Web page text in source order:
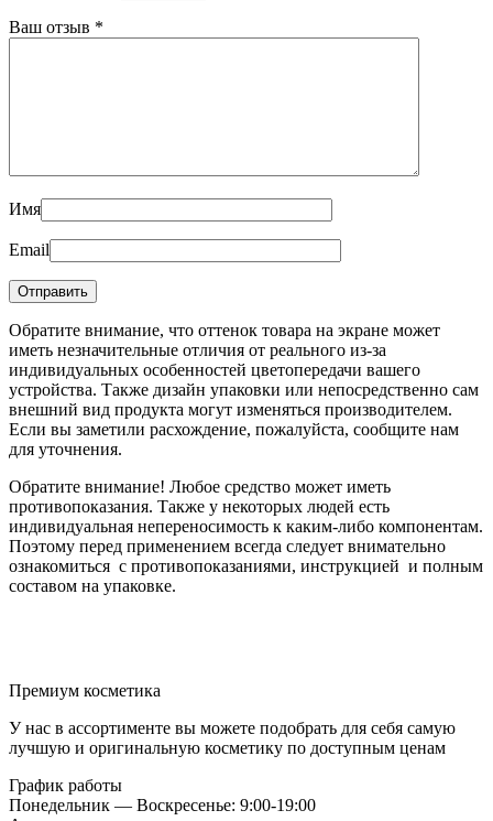
Ваш отзыв *
Имя
Email
Обратите внимание, что оттенок товара на экране может
иметь незначительные отличия от реального из-за
индивидуальных особенностей цветопередачи вашего
устройства. Также дизайн упаковки или непосредственно сам
внешний вид продукта могут изменяться производителем.
Если вы заметили расхождение, пожалуйста, сообщите нам
для уточнения.
Обратите внимание! Любое средство может иметь
противопоказания. Также у некоторых людей есть
индивидуальная непереносимость к каким-либо компонентам.
Поэтому перед применением всегда следует внимательно
ознакомиться с противопоказаниями, инструкцией и полным
составом на упаковке.
Премиум косметика
У нас в ассортименте вы можете подобрать для себя самую
лучшую и оригинальную косметику по доступным ценам
График работы
Понедельник — Воскресенье: 9:00-19:00